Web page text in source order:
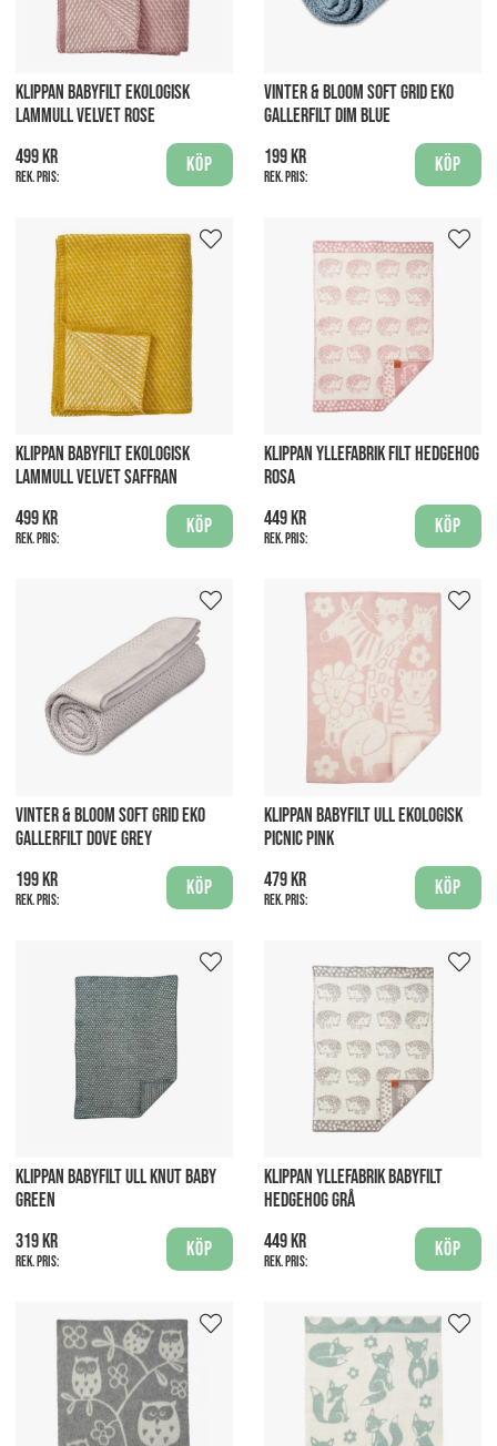
KLIPPAN BABYFILT EKOLOGISK
LAMMULL VELVET ROSE
499 kr
Rek. pris:
Köp
VINTER & BLOOM SOFT GRID EKO
GALLERFILT DIM BLUE
199 kr
Rek. pris:
Köp
KLIPPAN BABYFILT EKOLOGISK
LAMMULL VELVET SAFFRAN
499 kr
Rek. pris:
Köp
KLIPPAN YLLEFABRIK FILT HEDGEHOG
ROSA
449 kr
Rek. pris:
Köp
VINTER & BLOOM SOFT GRID EKO
GALLERFILT DOVE GREY
199 kr
Rek. pris:
Köp
KLIPPAN BABYFILT ULL EKOLOGISK
PICNIC PINK
479 kr
Rek. pris:
Köp
KLIPPAN BABYFILT ULL KNUT BABY
GREEN
319 kr
Rek. pris:
Köp
KLIPPAN YLLEFABRIK BABYFILT
HEDGEHOG GRÅ
449 kr
Rek. pris:
Köp